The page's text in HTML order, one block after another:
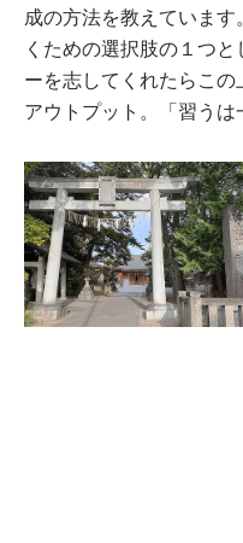
成の方法を教えていま
くための選択肢の１つ
ーを志してくれたらこ
アウトプット。「習うは